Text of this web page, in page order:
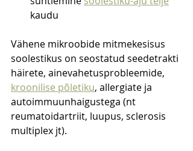
kaudu
Vähene mikroobide mitmekesisus
soolestikus on seostatud seedetrakti
häirete, ainevahetusprobleemide,
kroonilise põletiku, allergiate ja
autoimmuunhaigustega (nt
reumatoidartriit, luupus, sclerosis
multiplex jt).